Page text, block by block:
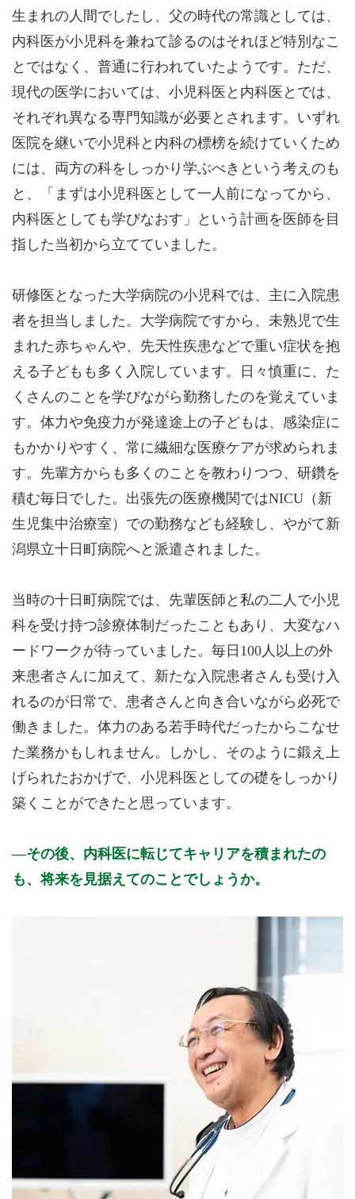
生まれの人間でしたし、父の時代の常識としては、
内科医が小児科を兼ねて診るのはそれほど特別なこ
とではなく、普通に行われていたようです。ただ、
現代の医学においては、小児科医と内科医とでは、
それぞれ異なる専門知識が必要とされます。いずれ
医院を継いで小児科と内科の標榜を続けていくため
には、両方の科をしっかり学ぶべきという考えのも
と、「まずは小児科医として一人前になってから、
内科医としても学びなおす」という計画を医師を目
指した当初から立てていました。
研修医となった大学病院の小児科では、主に入院患
者を担当しました。大学病院ですから、未熟児で生
まれた赤ちゃんや、先天性疾患などで重い症状を抱
える子どもも多く入院しています。日々慎重に、た
くさんのことを学びながら勤務したのを覚えていま
す。体力や免疫力が発達途上の子どもは、感染症に
もかかりやすく、常に繊細な医療ケアが求められま
す。先輩方からも多くのことを教わりつつ、研鑽を
積む毎日でした。出張先の医療機関ではNICU（新
生児集中治療室）での勤務なども経験し、やがて新
潟県立十日町病院へと派遣されました。
当時の十日町病院では、先輩医師と私の二人で小児
科を受け持つ診療体制だったこともあり、大変なハ
ードワークが待っていました。毎日100人以上の外
来患者さんに加えて、新たな入院患者さんも受け入
れるのが日常で、患者さんと向き合いながら必死で
働きました。体力のある若手時代だったからこなせ
た業務かもしれません。しかし、そのように鍛え上
げられたおかげで、小児科医としての礎をしっかり
築くことができたと思っています。
その後、内科医に転じてキャリアを積まれたの
も、将来を見据えてのことでしょうか。